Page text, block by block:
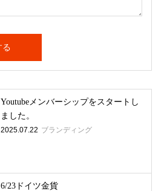
Youtubeメンバーシップをスタートし
ました。
2025.07.22 ブランディング
6/23ドイツ金貨